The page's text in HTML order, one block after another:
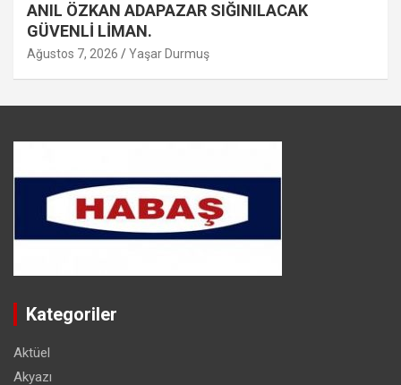
ANIL ÖZKAN ADAPAZAR SIĞINILACAK
GÜVENLİ LİMAN.
Ağustos 7, 2026 Yaşar Durmuş
Kategoriler
Aktüel
Akyazı